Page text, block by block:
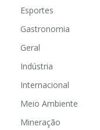
Esportes
Gastronomia
Geral
Indústria
Internacional
Meio Ambiente
Mineração